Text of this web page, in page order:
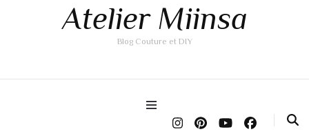
Atelier Miinsa
Blog Couture et DIY